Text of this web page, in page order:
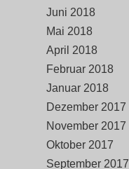
Juni 2018
Mai 2018
April 2018
Februar 2018
Januar 2018
Dezember 2017
November 2017
Oktober 2017
September 2017